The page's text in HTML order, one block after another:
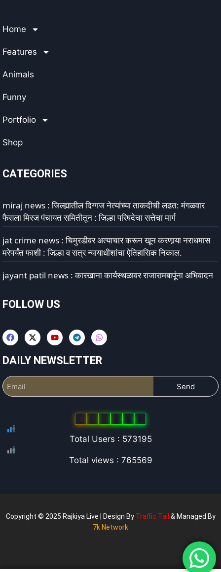
Home
Features
Animals
Funny
Portfolio
Shop
CATEGORIES
miraj news : जिल्ह्यातील दिग्गज नेत्यांच्या ताकदीची लढत: मंगळवार
फैसला मिरज पंचायत समितीतून : जिल्हा परिषदेचा सत्तेचा मार्ग
jat crime news : चिमुरडीवर अत्याचार करून खून करणार्‍या नराधमास
मरेपर्यंत फाशी : जिल्हा व सत्र न्यायाधीशांचा ऐतिहासिक निकाल.
jayant patil news : कारखाना कार्यस्थळावर राजारामबापूंना अभिवादन
FOLLOW US
DAILY NEWSLETTER
Send
5 7 3 1 5
Total Users : 573195
Total views : 765569
Copyright © 2025 Rajkiya Live | Design By Traffic Tail & Managed By
7k Network